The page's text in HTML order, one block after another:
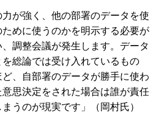
力が強く、他の部署のデータを使
めに使うのかを明示する必要が
調整会議が発生します。データ
総論では受け入れているもの
、自部署のデータが勝手に使わ
思決定をされた場合は誰が責任
うのが現実です」（岡村氏）